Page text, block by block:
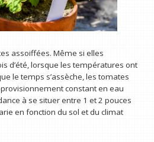
assoiffées. Même si elles
d’été, lorsque les températures ont
le temps s’assèche, les tomates
constant en eau
à se situer entre 1 et 2 pouces
en fonction du sol et du climat